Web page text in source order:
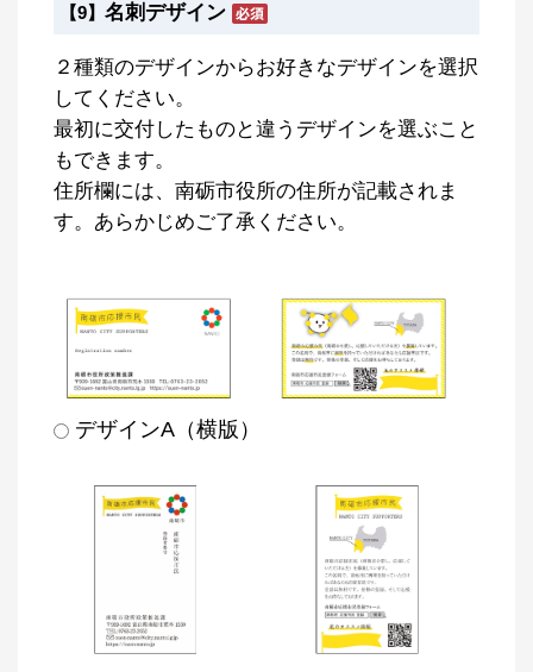
【9】 名刺デザイン
２種類のデザインからお好きなデザインを選択
してください。
最初に交付したものと違うデザインを選ぶこと
もできます。
住所欄には、南砺市役所の住所が記載されま
す。あらかじめご了承ください。
デザインA（横版）